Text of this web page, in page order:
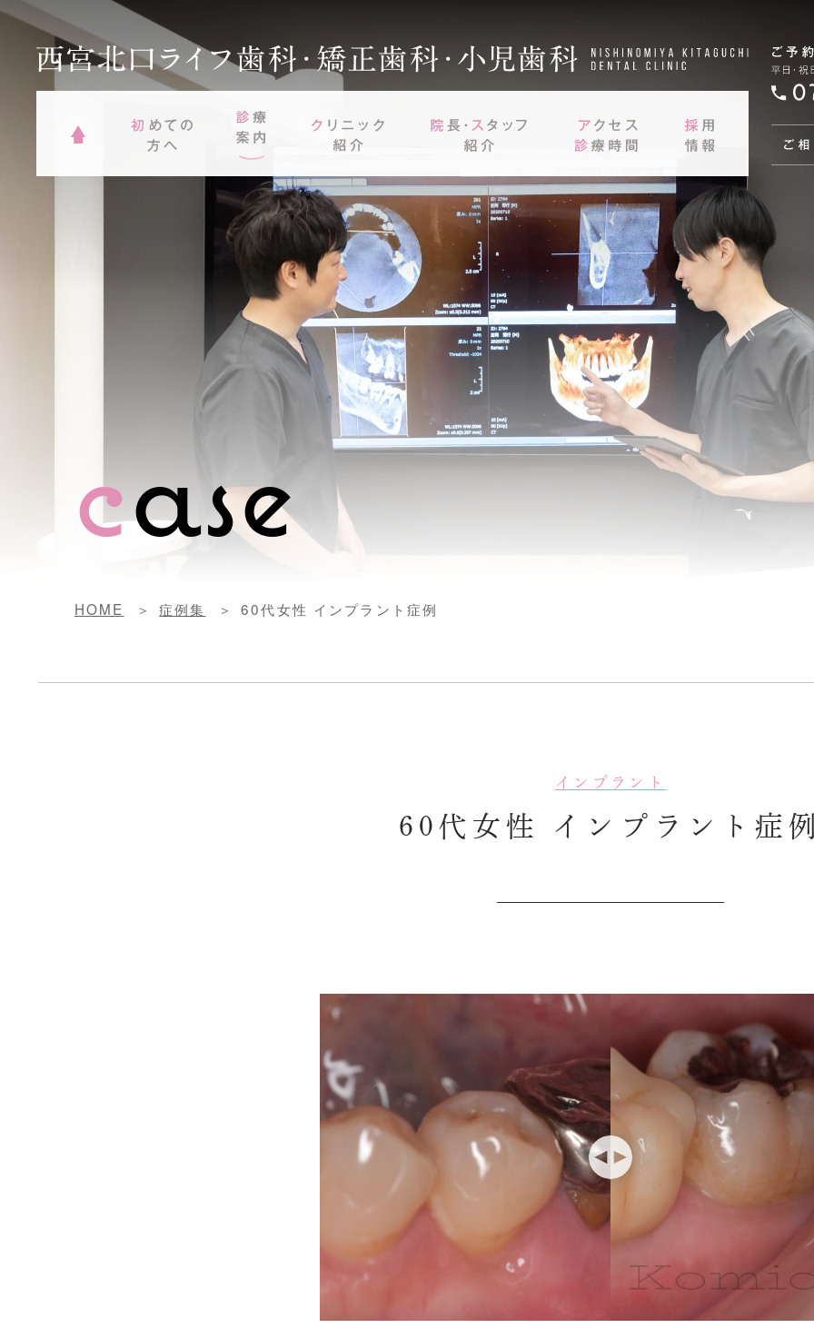
case
HOME 症例集 60代女性 インプラント症例
インプラント
60代女性 インプラント症